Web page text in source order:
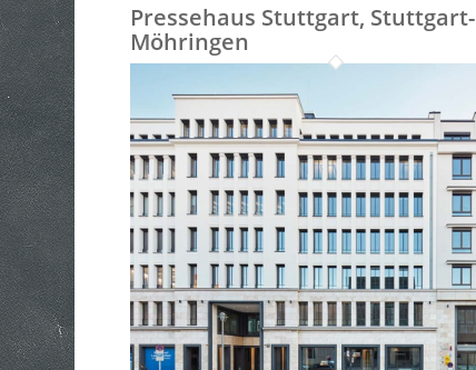
Pressehaus Stuttgart, Stuttgart-
Möhringen